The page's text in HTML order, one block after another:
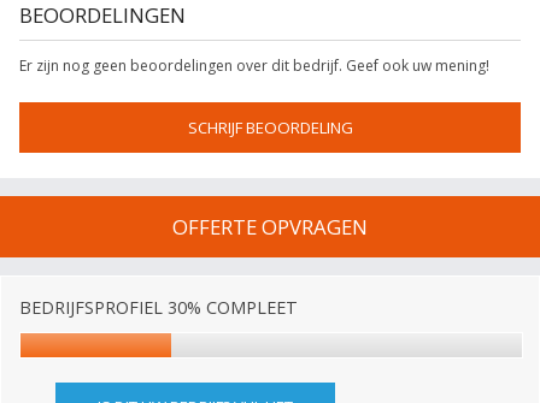
BEOORDELINGEN
Er zijn nog geen beoordelingen over dit bedrijf. Geef ook uw mening!
SCHRIJF BEOORDELING
OFFERTE OPVRAGEN
BEDRIJFSPROFIEL 30% COMPLEET